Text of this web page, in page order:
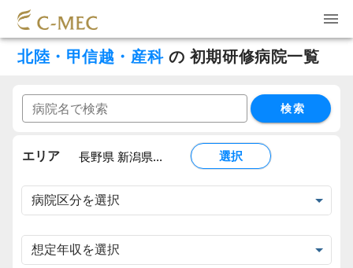
北陸・甲信越・産科 の 初期研修病院一覧
検索
エリア 長野県 新潟県... 選択